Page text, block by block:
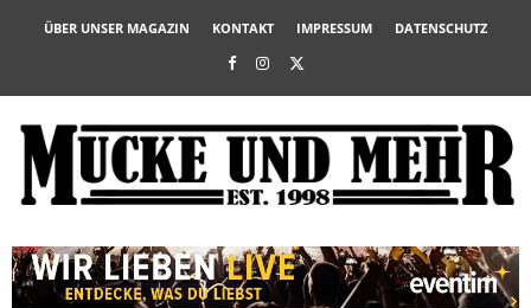
ÜBER UNSER MAGAZIN KONTAKT IMPRESSUM DATENSCHUTZ